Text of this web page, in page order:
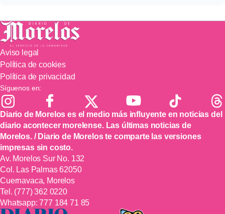
Aviso legal
Política de cookies
Política de privacidad
Síguenos en:
Diario de Morelos es el medio más influyente en noticias del
diario acontecer morelense. Las últimas noticias de
Morelos. / Diario de Morelos te comparte las versiones
impresas sin costo.
Av. Morelos Sur No. 132
Col. Las Palmas 62050
Cuernavaca, Morelos
Tel. (777) 362 0220
Whatsapp:777 184 71 85